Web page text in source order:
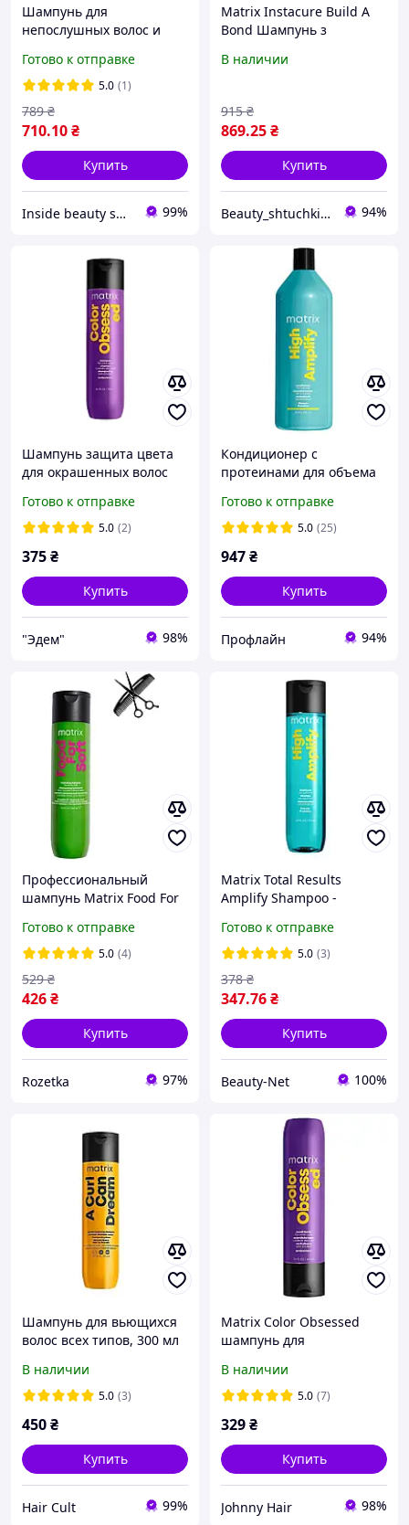
Шампунь для
непослушных волос и
Total Results Mega Sleek
1000 мл prof
Готово к отправке
5.0 (1)
710.10₴
789 ₴
Купить
Inside beauty shop 99%
Matrix Instacure Build A
Bond Шампунь з
пошкодженого волосся 75
В наличии
869.25₴
915 ₴
Купить
Beauty_shtuchki170 94%
Шампунь защита цвета
для окрашенных волос
Color Obsessed
Готово к отправке
5.0 (2)
375₴
Купить
"Эдем" 98%
Кондиционер с
протеинами для объема
High Amplify Conditioner
1000мл
Готово к отправке
5.0 (25)
947₴
Купить
Профлайн 94%
Профессиональный
шампунь Matrix Food For
волос 300 мл
(3474637141936/34746371
41929)
Готово к отправке
5.0 (4)
426₴
529 ₴
Купить
Rozetka 97%
Matrix Total Results
Amplify Shampoo -
протеинами, 300 мл
Готово к отправке
5.0 (3)
347.76₴
378 ₴
Купить
Beauty-Net 100%
Шампунь для вьющихся
волос всех типов, 300 мл
A CURL Can Dream Total
Results MATRIX
В наличии
5.0 (3)
450₴
Купить
Hair Сult 99%
Matrix Color Obsessed
шампунь для
В наличии
5.0 (7)
329₴
Купить
Johnny Hair 98%